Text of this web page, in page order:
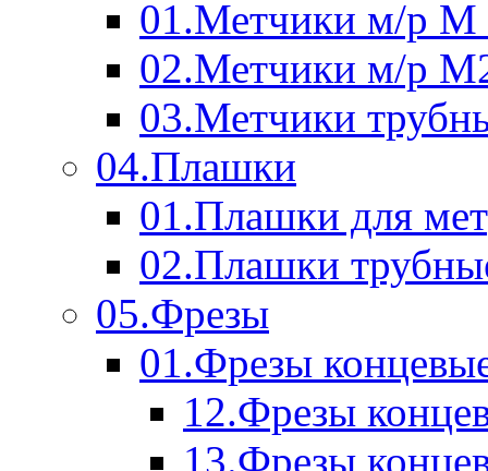
01.Метчики м/р М
02.Метчики м/р
03.Метчики
04.Плашки
01.Плашки для
02.Плашки
05.Фрезы
01.Фрезы
12.Фрезы
13.Фрезы